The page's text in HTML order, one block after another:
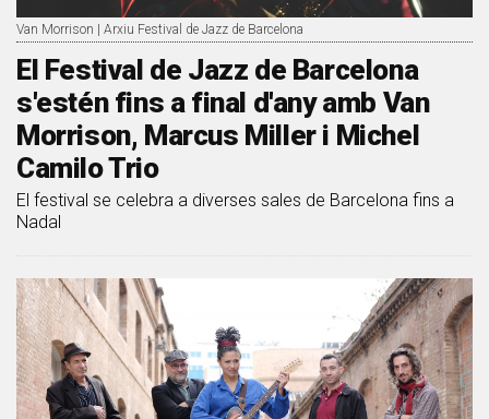
Van Morrison | Arxiu Festival de Jazz de Barcelona
El Festival de Jazz de Barcelona
s'estén fins a final d'any amb Van
Morrison, Marcus Miller i Michel
Camilo Trio
El festival se celebra a diverses sales de Barcelona fins a
Nadal